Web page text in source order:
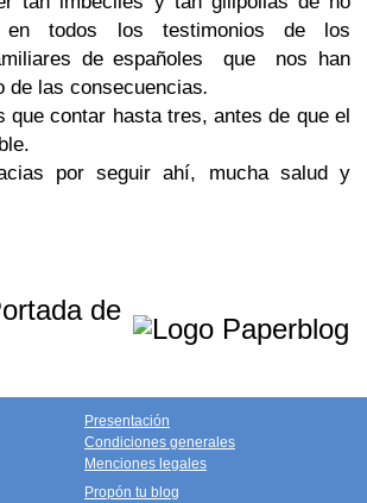
en todos los testimonios de los
de españoles que nos han
de las consecuencias.
que contar hasta tres, antes de que el
por seguir ahí, mucha salud y
de
Presentación
Condiciones generales
Menciones legales
Propón tu blog